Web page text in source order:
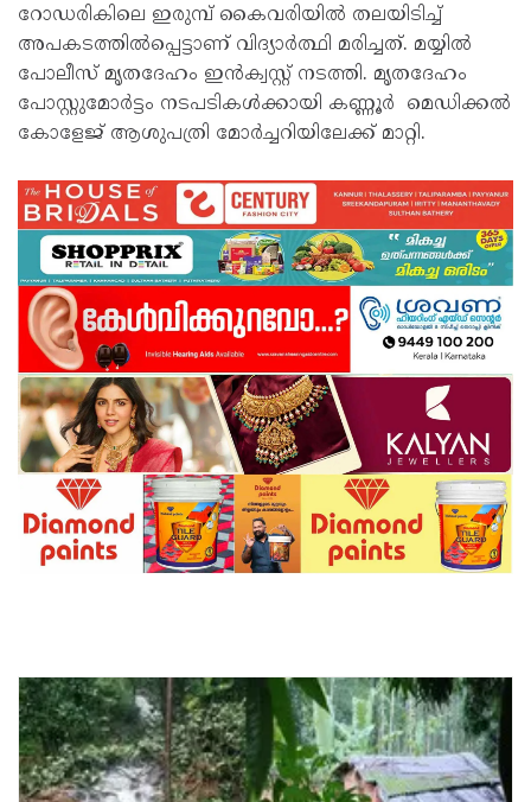
റോഡരികിലെ ഇരുമ്പ് കൈവരിയിൽ തലയിടിച്ച്
അപകടത്തിൽപ്പെട്ടാണ് വിദ്യാർത്ഥി മരിച്ചത്. മയ്യിൽ
പോലീസ് മൃതദേഹം ഇൻക്വസ്റ്റ് നടത്തി. മൃതദേഹം
പോസ്റ്റുമോർട്ടം നടപടികൾക്കായി കണ്ണൂർ മെഡിക്കൽ
കോളേജ് ആശുപത്രി മോർച്ചറിയിലേക്ക് മാറ്റി.